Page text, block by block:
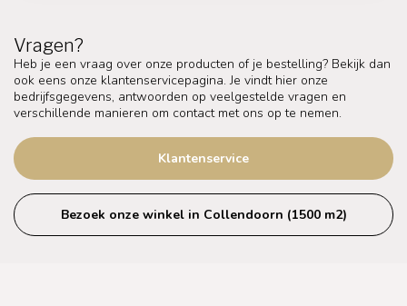
Vragen?
Heb je een vraag over onze producten of je bestelling? Bekijk dan
ook eens onze klantenservicepagina. Je vindt hier onze
bedrijfsgegevens, antwoorden op veelgestelde vragen en
verschillende manieren om contact met ons op te nemen.
Klantenservice
Bezoek onze winkel in Collendoorn (1500 m2)